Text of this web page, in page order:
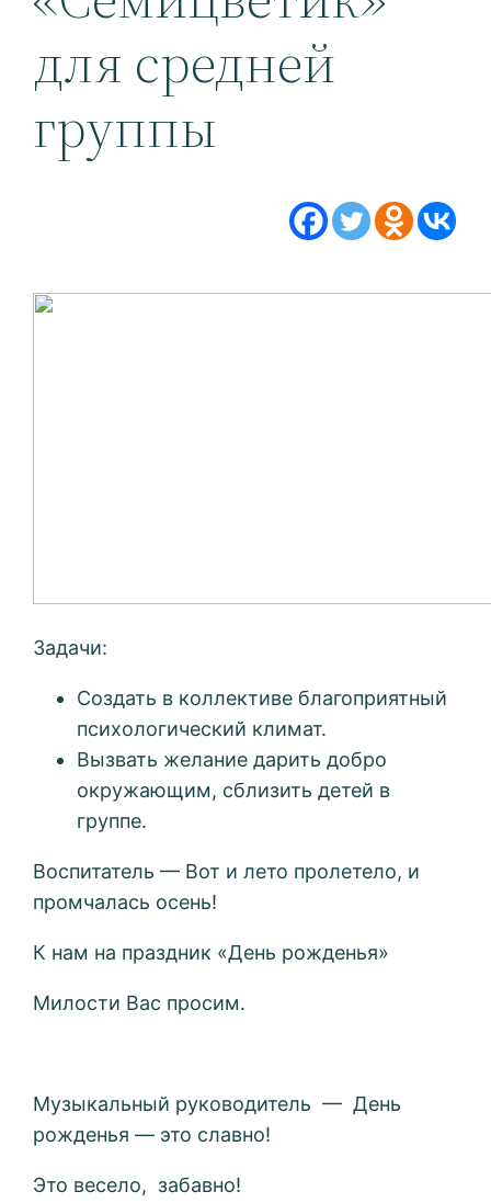
для средней
группы
Задачи:
Создать в коллективе благоприятный
психологический климат.
Вызвать желание дарить добро
окружающим, сблизить детей в
группе.
Воспитатель — Вот и лето пролетело, и
промчалась осень!
К нам на праздник «День рожденья»
Милости Вас просим.
Музыкальный руководитель — День
рожденья — это славно!
Это весело, забавно!